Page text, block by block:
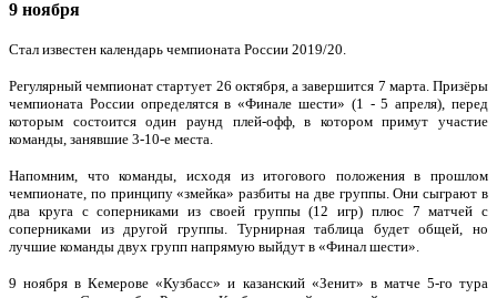
9 ноября
Стал известен календарь чемпионата России 2019/20.
Регулярный чемпионат стартует 26 октября, а завершится 7 марта. Призёры
чемпионата России определятся в «Финале шести» (1 - 5 апреля), перед
которым состоится один раунд плей-офф, в котором примут участие
команды, занявшие 3-10-е места.
Напомним, что команды, исходя из итогового положения в прошлом
чемпионате, по принципу «змейка» разбиты на две группы. Они сыграют в
два круга с соперниками из своей группы (12 игр) плюс 7 матчей с
соперниками из другой группы. Турнирная таблица будет общей, но
лучшие команды двух групп напрямую выйдут в «Финал шести».
9 ноября в Кемерове «Кузбасс» и казанский «Зенит» в матче 5-го тура